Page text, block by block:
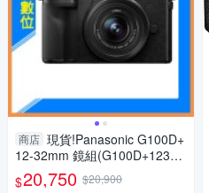
商店 現貨!Panasonic G100D+
12-32mm 鏡組(G100D+123
2，公司貨)G100
$20,750 $20,900